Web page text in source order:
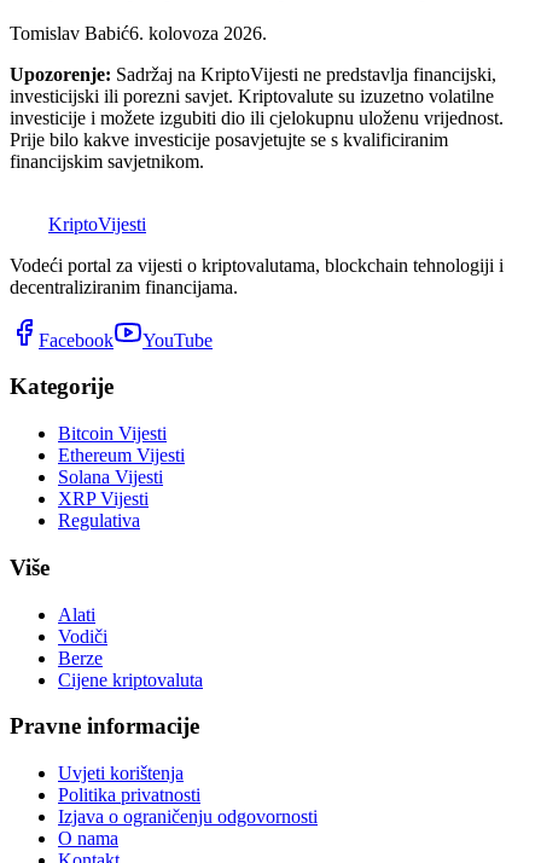
Tomislav Babić6. kolovoza 2026.
Upozorenje: Sadržaj na KriptoVijesti ne predstavlja financijski,
investicijski ili porezni savjet. Kriptovalute su izuzetno volatilne
investicije i možete izgubiti dio ili cjelokupnu uloženu vrijednost.
Prije bilo kakve investicije posavjetujte se s kvalificiranim
financijskim savjetnikom.
KriptoVijesti
Vodeći portal za vijesti o kriptovalutama, blockchain tehnologiji i
decentraliziranim financijama.
Facebook YouTube
Kategorije
Bitcoin Vijesti
Ethereum Vijesti
Solana Vijesti
XRP Vijesti
Regulativa
Više
Alati
Vodiči
Berze
Cijene kriptovaluta
Pravne informacije
Uvjeti korištenja
Politika privatnosti
Izjava o ograničenju odgovornosti
O nama